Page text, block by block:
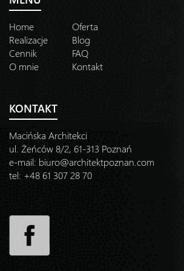
Home
Oferta
Realizacje
Blog
Cennik
FAQ
O mnie
Kontakt
KONTAKT
Macińska Architekci
ul. Żeńców 8/2, 61-313 Poznań
e-mail: biuro@architektpoznan.com
tel: +48 61 307 28 70